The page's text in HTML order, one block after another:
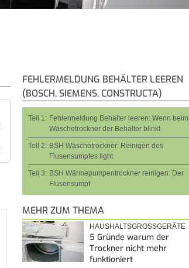
FEHLERMELDUNG BEHÄLTER LEEREN
(BOSCH, SIEMENS, CONSTRUCTA)
Teil 1: Fehlermeldung Behälter leeren: Wenn beim
Wäschetrockner der Behälter blinkt
Teil 2: BSH Wäschetrockner: Reinigen des
Flusensumpfes light
Teil 3: BSH Wärmepumpentrockner reinigen: Der
Flusensumpf
MEHR ZUM THEMA
HAUSHALTSGROSSGERÄTE
5 Gründe warum der
Trockner nicht mehr
funktioniert